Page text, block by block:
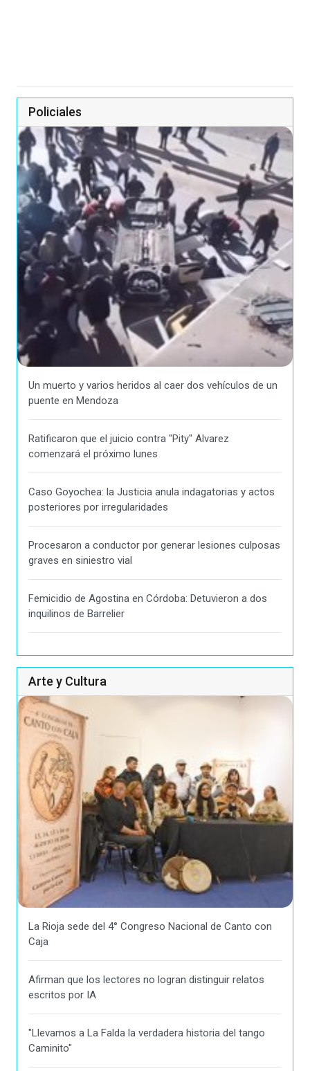
Policiales
Un muerto y varios heridos al caer dos vehículos de un
puente en Mendoza
Ratificaron que el juicio contra "Pity" Alvarez
comenzará el próximo lunes
Caso Goyochea: la Justicia anula indagatorias y actos
posteriores por irregularidades
Procesaron a conductor por generar lesiones culposas
graves en siniestro vial
Femicidio de Agostina en Córdoba: Detuvieron a dos
inquilinos de Barrelier
Arte y Cultura
La Rioja sede del 4° Congreso Nacional de Canto con
Caja
Afirman que los lectores no logran distinguir relatos
escritos por IA
"Llevamos a La Falda la verdadera historia del tango
Caminito"